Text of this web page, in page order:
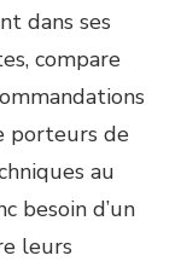
dans ses
compare
porteurs de
au
besoin d’un
leurs